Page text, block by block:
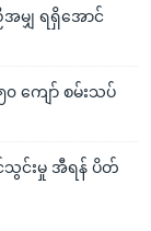
မျှ ရရှိအောင်
ကျော် စမ်းသပ်
င်းမှု အီရန် ပိတ်